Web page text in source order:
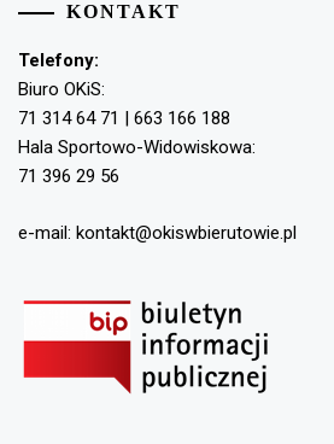
KONTAKT
Telefony:
Biuro OKiS:
71 314 64 71 | 663 166 188
Hala Sportowo-Widowiskowa:
71 396 29 56
e-mail: kontakt@okiswbierutowie.pl